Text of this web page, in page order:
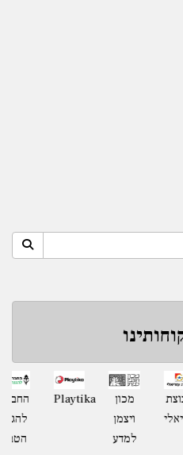
Playtika
ויצמן
קבוצת
עזריאלי